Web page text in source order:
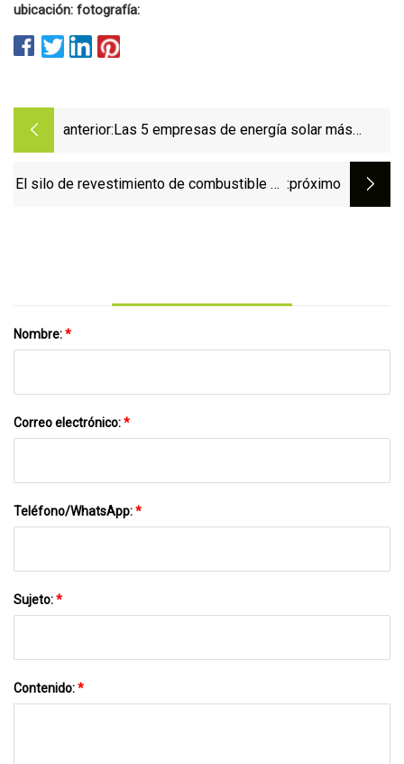
ubicación: fotografía:
anterior: Las 5 empresas de energía solar más
El silo de revestimiento de combustible de :próximo
Nombre:*
Correo electrónico:*
Teléfono/WhatsApp:*
Sujeto:*
Contenido:*